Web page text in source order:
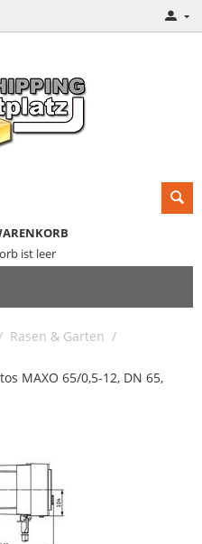
ist leer
Rasen & Garten /
MAXO 65/0,5-12, DN 65,